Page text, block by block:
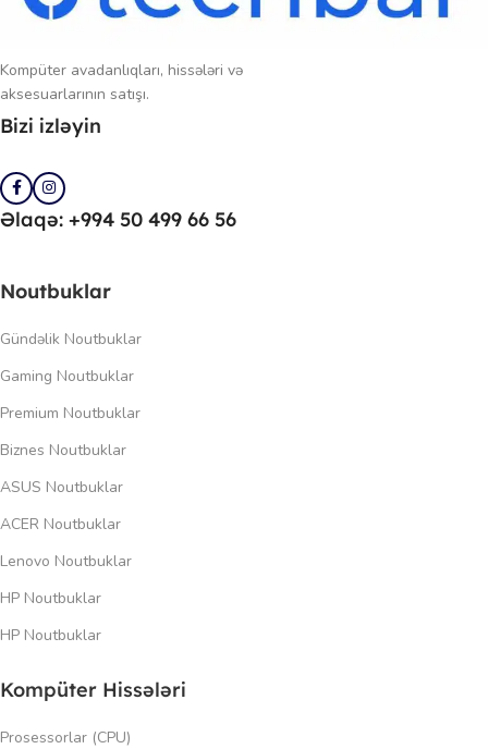
Kompüter avadanlıqları, hissələri və
aksesuarlarının satışı.
Bizi izləyin
Əlaqə: +994 50 499 66 56
Noutbuklar
Gündəlik Noutbuklar
Gaming Noutbuklar
Premium Noutbuklar
Biznes Noutbuklar
ASUS Noutbuklar
ACER Noutbuklar
Lenovo Noutbuklar
HP Noutbuklar
HP Noutbuklar
Kompüter Hissələri
Prosessorlar (CPU)